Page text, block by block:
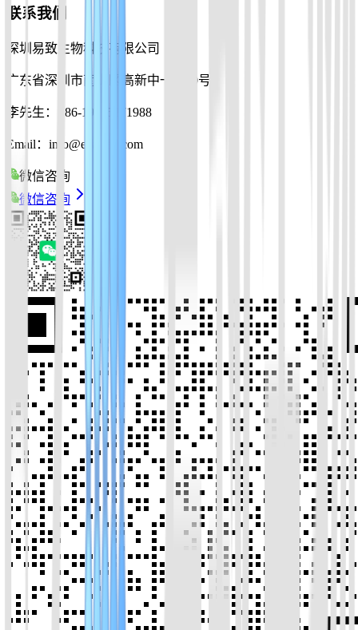
联系我们
深圳易致生物科技有限公司
广东省深圳市南山区高新中一道10号
李先生：+86-19925271988
Email：info@ezassay.com
微信咨询
微信咨询